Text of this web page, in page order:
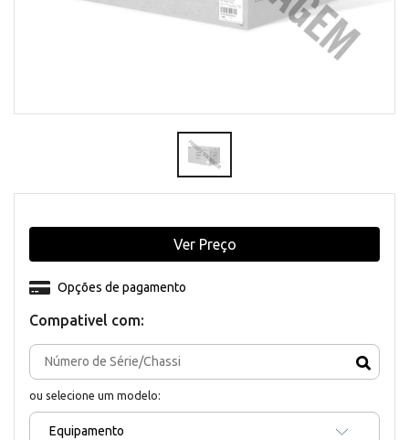
Compativel com:
ou selecione um modelo:
Equipamento
Opções de pagamento
Ver Preço